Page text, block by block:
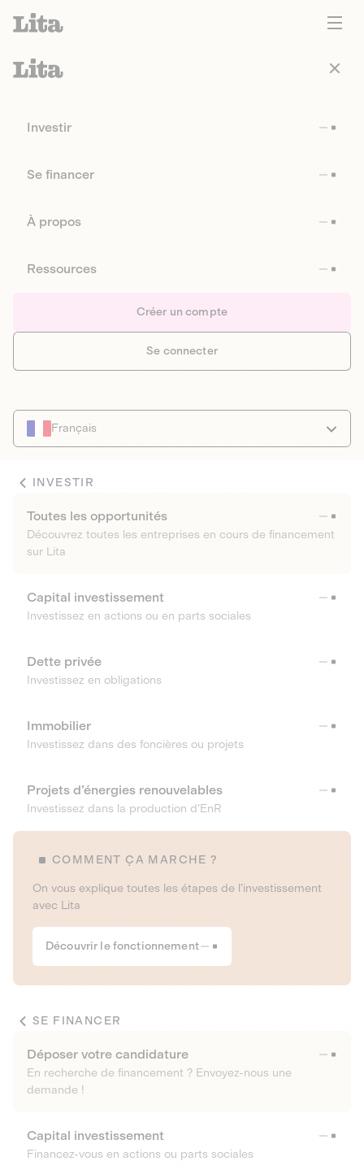
Investir
Se financer
À propos
Ressources
Créer un compte
Se connecter
Français
INVESTIR
Toutes les opportunités
Découvrez toutes les entreprises en cours de financement
sur Lita
Capital investissement
Investissez en actions ou en parts sociales
Dette privée
Investissez en obligations
Immobilier
Investissez dans des foncières ou projets
Projets d’énergies renouvelables
Investissez dans la production d’EnR
COMMENT ÇA MARCHE ?
On vous explique toutes les étapes de l’investissement
avec Lita
Découvrir le fonctionnement
SE FINANCER
Déposer votre candidature
En recherche de financement ? Envoyez-nous une
demande !
Capital investissement
Financez-vous en actions ou parts sociales